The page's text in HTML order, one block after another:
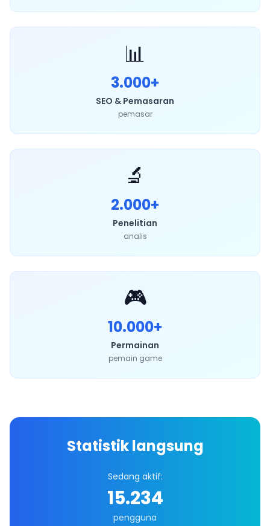
📊
3.000+
SEO & Pemasaran
pemasar
🔬
2.000+
Penelitian
analis
🎮
10.000+
Permainan
pemain game
Statistik langsung
Sedang aktif:
15.234
pengguna